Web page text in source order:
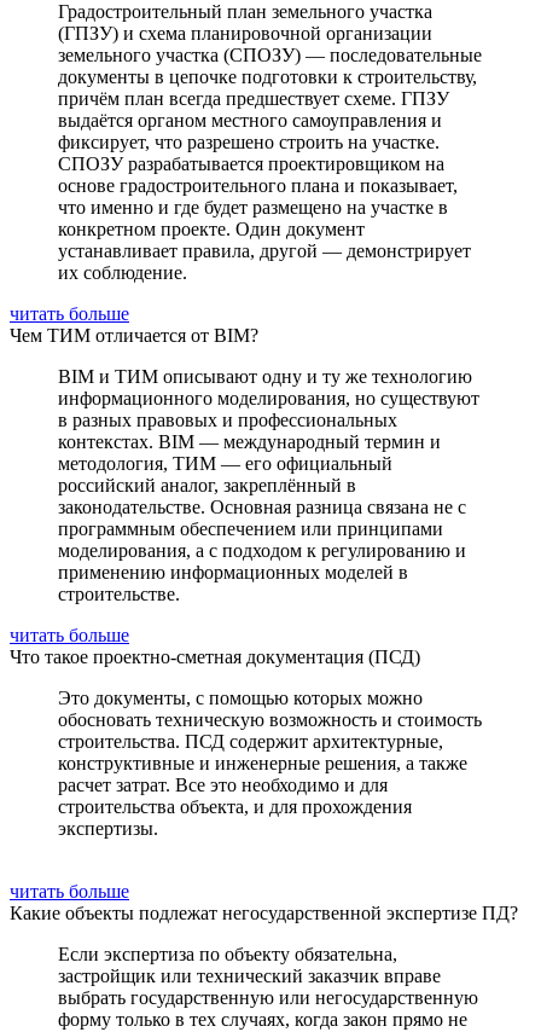
Градостроительный план земельного участка
(ГПЗУ) и схема планировочной организации
земельного участка (СПОЗУ) — последовательные
документы в цепочке подготовки к строительству,
причём план всегда предшествует схеме. ГПЗУ
выдаётся органом местного самоуправления и
фиксирует, что разрешено строить на участке.
СПОЗУ разрабатывается проектировщиком на
основе градостроительного плана и показывает,
что именно и где будет размещено на участке в
конкретном проекте. Один документ
устанавливает правила, другой — демонстрирует
их соблюдение.
читать больше
Чем ТИМ отличается от BIM?
BIM и ТИМ описывают одну и ту же технологию
информационного моделирования, но существуют
в разных правовых и профессиональных
контекстах. BIM — международный термин и
методология, ТИМ — его официальный
российский аналог, закреплённый в
законодательстве. Основная разница связана не с
программным обеспечением или принципами
моделирования, а с подходом к регулированию и
применению информационных моделей в
строительстве.
читать больше
Что такое проектно-сметная документация (ПСД)
Это документы, с помощью которых можно
обосновать техническую возможность и стоимость
строительства. ПСД содержит архитектурные,
конструктивные и инженерные решения, а также
расчет затрат. Все это необходимо и для
строительства объекта, и для прохождения
экспертизы.
читать больше
Какие объекты подлежат негосударственной экспертизе ПД?
Если экспертиза по объекту обязательна,
застройщик или технический заказчик вправе
выбрать государственную или негосударственную
форму только в тех случаях, когда закон прямо не